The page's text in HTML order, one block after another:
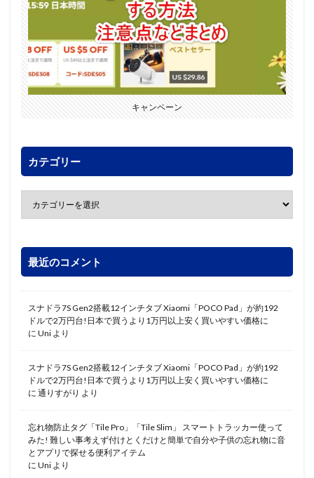
キャンペーン
カテゴリー
最近のコメント
スナドラ7S Gen2搭載12インチタブ Xiaomi「POCO Pad」が約192
ドルで2万円台!日本で買うより1万円以上安く買いやすい価格に
に Uni より
スナドラ7S Gen2搭載12インチタブ Xiaomi「POCO Pad」が約192
ドルで2万円台!日本で買うより1万円以上安く買いやすい価格に
に 通りすがり より
忘れ物防止タグ「Tile Pro」「Tile Slim」 スマートトラッカー使って
みた! 難しい事考えず付けとくだけと簡単で自分や子供の忘れ物に音
とアプリで探せる便利アイテム
に Uni より